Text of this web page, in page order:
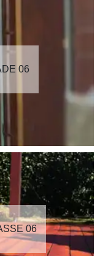
06
06